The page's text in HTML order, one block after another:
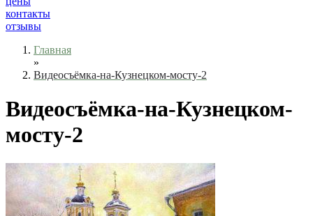
контакты
отзывы
Главная
»
Видеосъёмка-на-Кузнецком-мосту-2
Видеосъёмка-на-Кузнецком-
мосту-2